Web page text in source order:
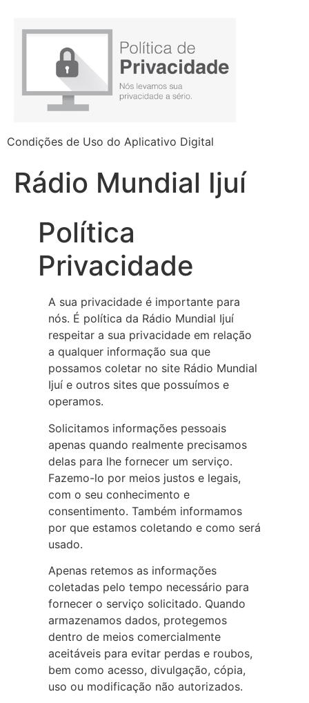
Condições de Uso do Aplicativo Digital
Rádio Mundial Ijuí
Política
Privacidade
A sua privacidade é importante para
nós. É política da Rádio Mundial Ijuí
respeitar a sua privacidade em relação
a qualquer informação sua que
possamos coletar no site Rádio Mundial
Ijuí e outros sites que possuímos e
operamos.
Solicitamos informações pessoais
apenas quando realmente precisamos
delas para lhe fornecer um serviço.
Fazemo-lo por meios justos e legais,
com o seu conhecimento e
consentimento. Também informamos
por que estamos coletando e como será
usado.
Apenas retemos as informações
coletadas pelo tempo necessário para
fornecer o serviço solicitado. Quando
armazenamos dados, protegemos
dentro de meios comercialmente
aceitáveis para evitar perdas e roubos,
bem como acesso, divulgação, cópia,
uso ou modificação não autorizados.